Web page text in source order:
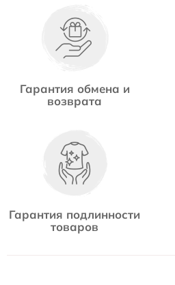
Гарантия обмена и
возврата
Гарантия подлинности
товаров